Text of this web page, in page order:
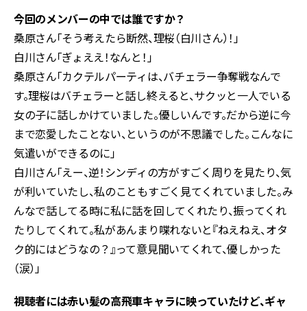
今回のメンバーの中では誰ですか？
桑原さん「そう考えたら断然、理桜（白川さん）！」
白川さん「ぎょええ！なんと！」
桑原さん「カクテルパーティは、バチェラー争奪戦なんで
す。理桜はバチェラーと話し終えると、サクッと一人でいる
女の子に話しかけていました。優しいんです。だから逆に今
まで恋愛したことない、というのが不思議でした。こんなに
気遣いができるのに」
白川さん「えー、逆！シンディの方がすごく周りを見たり、気
が利いていたし、私のこともすごく見てくれていました。み
んなで話してる時に私に話を回してくれたり、振ってくれ
たりしてくれて。私があんまり喋れないと『ねえねえ、オタ
ク的にはどうなの？』って意見聞いてくれて、優しかった
（涙）」
視聴者には赤い髪の高飛車キャラに映っていたけど、ギャ